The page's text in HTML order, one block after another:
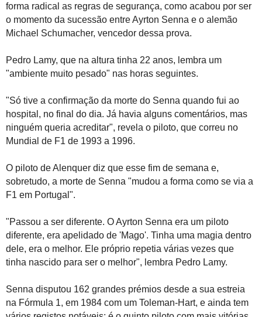
forma radical as regras de segurança, como acabou por ser
o momento da sucessão entre Ayrton Senna e o alemão
Michael Schumacher, vencedor dessa prova.
Pedro Lamy, que na altura tinha 22 anos, lembra um
"ambiente muito pesado" nas horas seguintes.
"Só tive a confirmação da morte do Senna quando fui ao
hospital, no final do dia. Já havia alguns comentários, mas
ninguém queria acreditar", revela o piloto, que correu no
Mundial de F1 de 1993 a 1996.
O piloto de Alenquer diz que esse fim de semana e,
sobretudo, a morte de Senna "mudou a forma como se via a
F1 em Portugal".
"Passou a ser diferente. O Ayrton Senna era um piloto
diferente, era apelidado de 'Mago'. Tinha uma magia dentro
dele, era o melhor. Ele próprio repetia várias vezes que
tinha nascido para ser o melhor", lembra Pedro Lamy.
Senna disputou 162 grandes prémios desde a sua estreia
na Fórmula 1, em 1984 com um Toleman-Hart, e ainda tem